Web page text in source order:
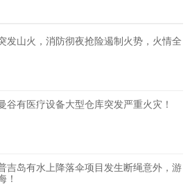
发山火，消防彻夜抢险遏制火势，火情全
谷有医疗设备大型仓库突发严重火灾！
吉岛有水上降落伞项目发生断绳意外，游
！